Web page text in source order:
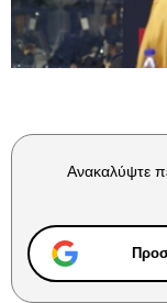
Ανακαλύψτε